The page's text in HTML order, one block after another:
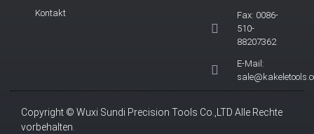
Kontakt
Fax: 0086-
510-
88207362
E-Mail:
Copyright © Wuxi Sundi Precision Tools Co.,LTD Alle Rechte
vorbehalten.